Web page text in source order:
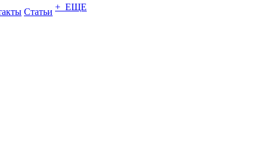
Статьи + ЕЩЕ